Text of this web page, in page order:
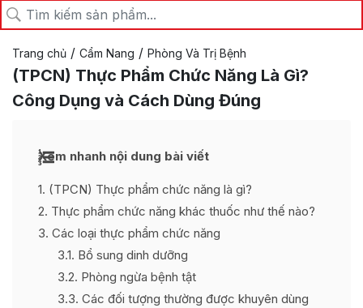
Trang chủ / Cẩm Nang / Phòng Và Trị Bệnh
(TPCN) Thực Phẩm Chức Năng Là Gì?
Công Dụng và Cách Dùng Đúng
Xem nhanh nội dung bài viết
1 (TPCN) Thực phẩm chức năng là gì?
2 Thực phẩm chức năng khác thuốc như thế nào?
3 Các loại thực phẩm chức năng
3.1 Bổ sung dinh dưỡng
3.2 Phòng ngừa bệnh tật
3.3 Các đối tượng thường được khuyên dùng